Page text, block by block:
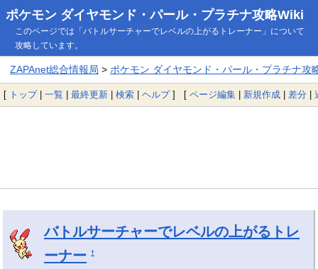
ポケモン ダイヤモンド・パール・プラチナ攻略Wiki
このページでは「バトルサーチャーでレベルの上がるトレーナー」について
攻略しています。
ZAPAnet総合情報局 > ポケモン ダイヤモンド・パール・プラチナ攻
[ トップ| 一覧 | 最終更新 | 検索 | ヘルプ] [ ページ編集 | 新規作成 | 差分 |
バトルサーチャーでレベルの上がるトレ
ーナー
†